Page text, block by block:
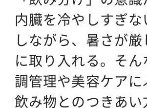
内臓を冷やしすぎ
しながら、暑さが
に取り入れる。そ
調管理や美容ケア
飲み物とのつきあ